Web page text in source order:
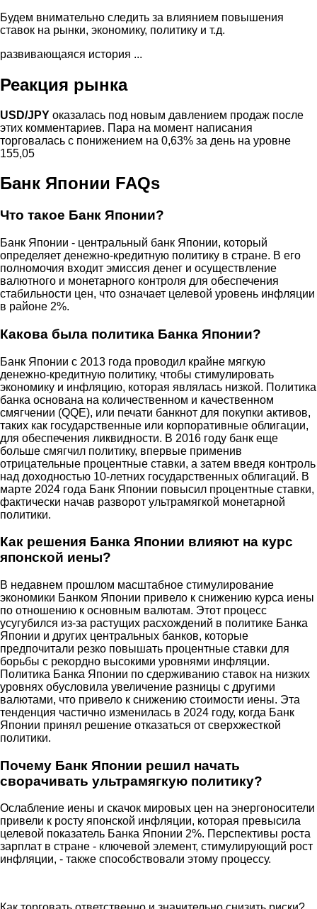
Будем внимательно следить за влиянием повышения
ставок на рынки, экономику, политику и т.д.
развивающаяся история ...
Реакция рынка
USD/JPY оказалась под новым давлением продаж после
этих комментариев. Пара на момент написания
торговалась с понижением на 0,63% за день на уровне
155,05
Банк Японии FAQs
Что такое Банк Японии?
Банк Японии - центральный банк Японии, который
определяет денежно-кредитную политику в стране. В его
полномочия входит эмиссия денег и осуществление
валютного и монетарного контроля для обеспечения
стабильности цен, что означает целевой уровень инфляции
в районе 2%.
Какова была политика Банка Японии?
Банк Японии с 2013 года проводил крайне мягкую
денежно-кредитную политику, чтобы стимулировать
экономику и инфляцию, которая являлась низкой. Политика
банка основана на количественном и качественном
смягчении (QQE), или печати банкнот для покупки активов,
таких как государственные или корпоративные облигации,
для обеспечения ликвидности. В 2016 году банк еще
больше смягчил политику, впервые применив
отрицательные процентные ставки, а затем введя контроль
над доходностью 10-летних государственных облигаций. В
марте 2024 года Банк Японии повысил процентные ставки,
фактически начав разворот ультрамягкой монетарной
политики.
Как решения Банка Японии влияют на курс
японской иены?
В недавнем прошлом масштабное стимулирование
экономики Банком Японии привело к снижению курса иены
по отношению к основным валютам. Этот процесс
усугубился из-за растущих расхождений в политике Банка
Японии и других центральных банков, которые
предпочитали резко повышать процентные ставки для
борьбы с рекордно высокими уровнями инфляции.
Политика Банка Японии по сдерживанию ставок на низких
уровнях обусловила увеличение разницы с другими
валютами, что привело к снижению стоимости иены. Эта
тенденция частично изменилась в 2024 году, когда Банк
Японии принял решение отказаться от сверхжесткой
политики.
Почему Банк Японии решил начать
сворачивать ультрамягкую политику?
Ослабление иены и скачок мировых цен на энергоносители
привели к росту японской инфляции, которая превысила
целевой показатель Банка Японии 2%. Перспективы роста
зарплат в стране - ключевой элемент, стимулирующий рост
инфляции, - также способствовали этому процессу.